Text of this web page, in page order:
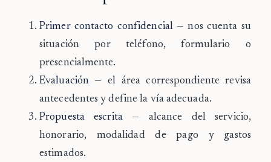
Primer contacto confidencial — nos cuenta su
situación por teléfono, formulario o
presencialmente.
Evaluación — el área correspondiente revisa
antecedentes y define la vía adecuada.
Propuesta escrita— alcance del servicio,
honorario, modalidad de pago y gastos
estimados.